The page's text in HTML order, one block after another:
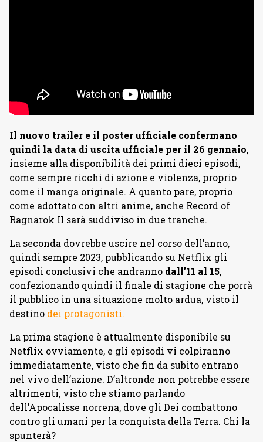
Il nuovo trailer e il poster ufficiale confermano
quindi la data di uscita ufficiale per il 26 gennaio,
insieme alla disponibilità dei primi dieci episodi,
come sempre ricchi di azione e violenza, proprio
come il manga originale. A quanto pare, proprio
come adottato con altri anime, anche Record of
Ragnarok II sarà suddiviso in due tranche.
La seconda dovrebbe uscire nel corso dell’anno,
quindi sempre 2023, pubblicando su Netflix gli
episodi conclusivi che andranno dall’11 al 15,
confezionando quindi il finale di stagione che porrà
il pubblico in una situazione molto ardua, visto il
destino dei protagonisti.
La prima stagione è attualmente disponibile su
Netflix ovviamente, e gli episodi vi colpiranno
immediatamente, visto che fin da subito entrano
nel vivo dell’azione. D’altronde non potrebbe essere
altrimenti, visto che stiamo parlando
dell’Apocalisse norrena, dove gli Dei combattono
contro gli umani per la conquista della Terra. Chi la
spunterà?